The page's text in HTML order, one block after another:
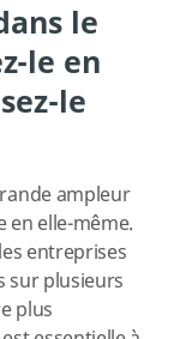
le
le en
le
ampleur
elle-même.
entreprises
sur plusieurs
plus